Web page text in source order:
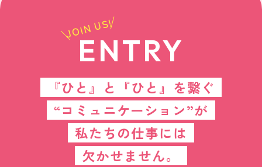
JOIN US!
ENTRY
『ひと』と『ひと』を繋ぐ
“コミュニケーション”が
私たちの仕事には
欠かせません。